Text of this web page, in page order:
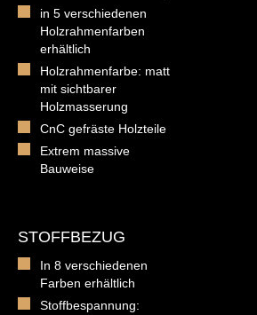
in 5 verschiedenen
Holzrahmenfarben
erhältlich
Holzrahmenfarbe: matt
mit sichtbarer
Holzmasserung
CnC gefräste Holzteile
Extrem massive
Bauweise
STOFFBEZUG
In 8 verschiedenen
Farben erhältlich
Stoffbespannung: